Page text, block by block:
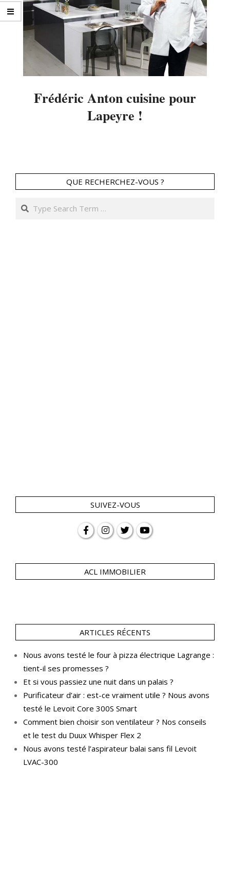
Frédéric Anton cuisine pour
Lapeyre !
QUE RECHERCHEZ-VOUS ?
Search
SUIVEZ-VOUS
ACL IMMOBILIER
ARTICLES RÉCENTS
Nous avons testé le four à pizza électrique Lagrange :
tient-il ses promesses ?
Et si vous passiez une nuit dans un palais ?
Purificateur d’air : est-ce vraiment utile ? Nous avons
testé le Levoit Core 300S Smart
Comment bien choisir son ventilateur ? Nos conseils
et le test du Duux Whisper Flex 2
Nous avons testé l’aspirateur balai sans fil Levoit
LVAC-300